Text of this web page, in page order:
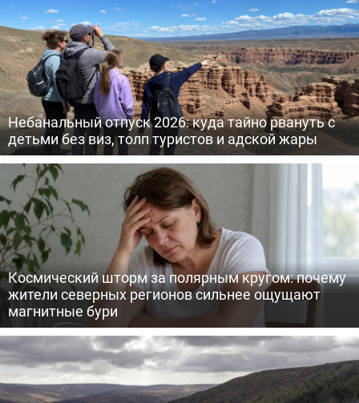
Небанальный отпуск 2026: куда тайно рвануть с
детьми без виз, толп туристов и адской жары
Космический шторм за полярным кругом: почему
жители северных регионов сильнее ощущают
магнитные бури